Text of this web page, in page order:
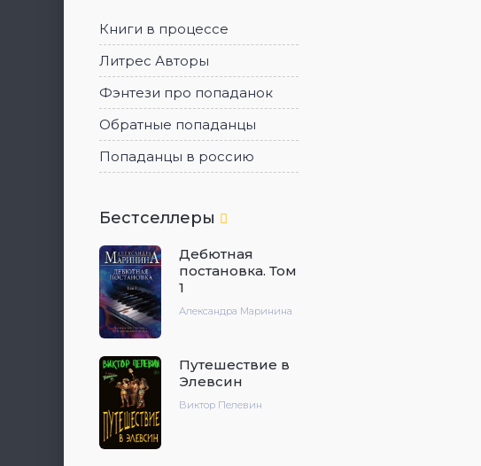
Книги в процессе
Литрес Авторы
Фэнтези про попаданок
Обратные попаданцы
Попаданцы в россию
Бестселлеры
Дебютная
постановка. Том
1
Александра Маринина
Путешествие в
Элевсин
Виктор Пелевин